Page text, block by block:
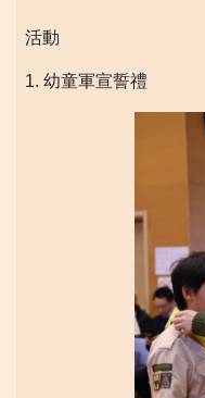
活動
1. 幼童軍宣誓禮